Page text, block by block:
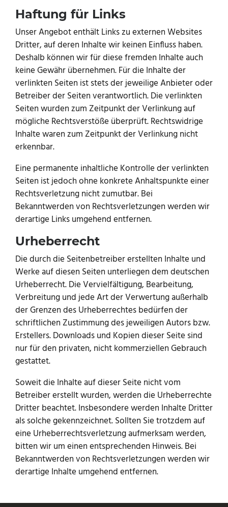
Haftung für Links
Unser Angebot enthält Links zu externen Websites
Dritter, auf deren Inhalte wir keinen Einfluss haben.
Deshalb können wir für diese fremden Inhalte auch
keine Gewähr übernehmen. Für die Inhalte der
verlinkten Seiten ist stets der jeweilige Anbieter oder
Betreiber der Seiten verantwortlich. Die verlinkten
Seiten wurden zum Zeitpunkt der Verlinkung auf
mögliche Rechtsverstöße überprüft. Rechtswidrige
Inhalte waren zum Zeitpunkt der Verlinkung nicht
erkennbar.
Eine permanente inhaltliche Kontrolle der verlinkten
Seiten ist jedoch ohne konkrete Anhaltspunkte einer
Rechtsverletzung nicht zumutbar. Bei
Bekanntwerden von Rechtsverletzungen werden wir
derartige Links umgehend entfernen.
Urheberrecht
Die durch die Seitenbetreiber erstellten Inhalte und
Werke auf diesen Seiten unterliegen dem deutschen
Urheberrecht. Die Vervielfältigung, Bearbeitung,
Verbreitung und jede Art der Verwertung außerhalb
der Grenzen des Urheberrechtes bedürfen der
schriftlichen Zustimmung des jeweiligen Autors bzw.
Erstellers. Downloads und Kopien dieser Seite sind
nur für den privaten, nicht kommerziellen Gebrauch
gestattet.
Soweit die Inhalte auf dieser Seite nicht vom
Betreiber erstellt wurden, werden die Urheberrechte
Dritter beachtet. Insbesondere werden Inhalte Dritter
als solche gekennzeichnet. Sollten Sie trotzdem auf
eine Urheberrechtsverletzung aufmerksam werden,
bitten wir um einen entsprechenden Hinweis. Bei
Bekanntwerden von Rechtsverletzungen werden wir
derartige Inhalte umgehend entfernen.